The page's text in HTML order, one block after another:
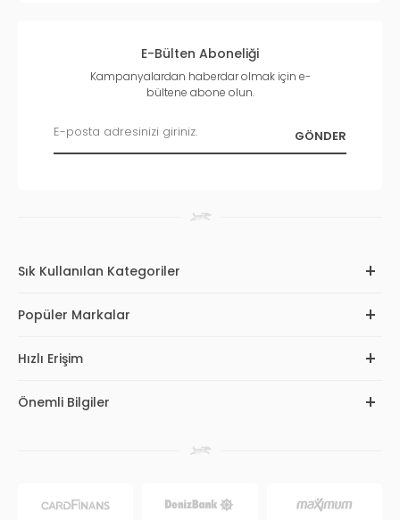
E-Bülten Aboneliği
Kampanyalardan haberdar olmak için e-
bültene abone olun.
Sık Kullanılan Kategoriler
Popüler Markalar
Hızlı Erişim
Önemli Bilgiler